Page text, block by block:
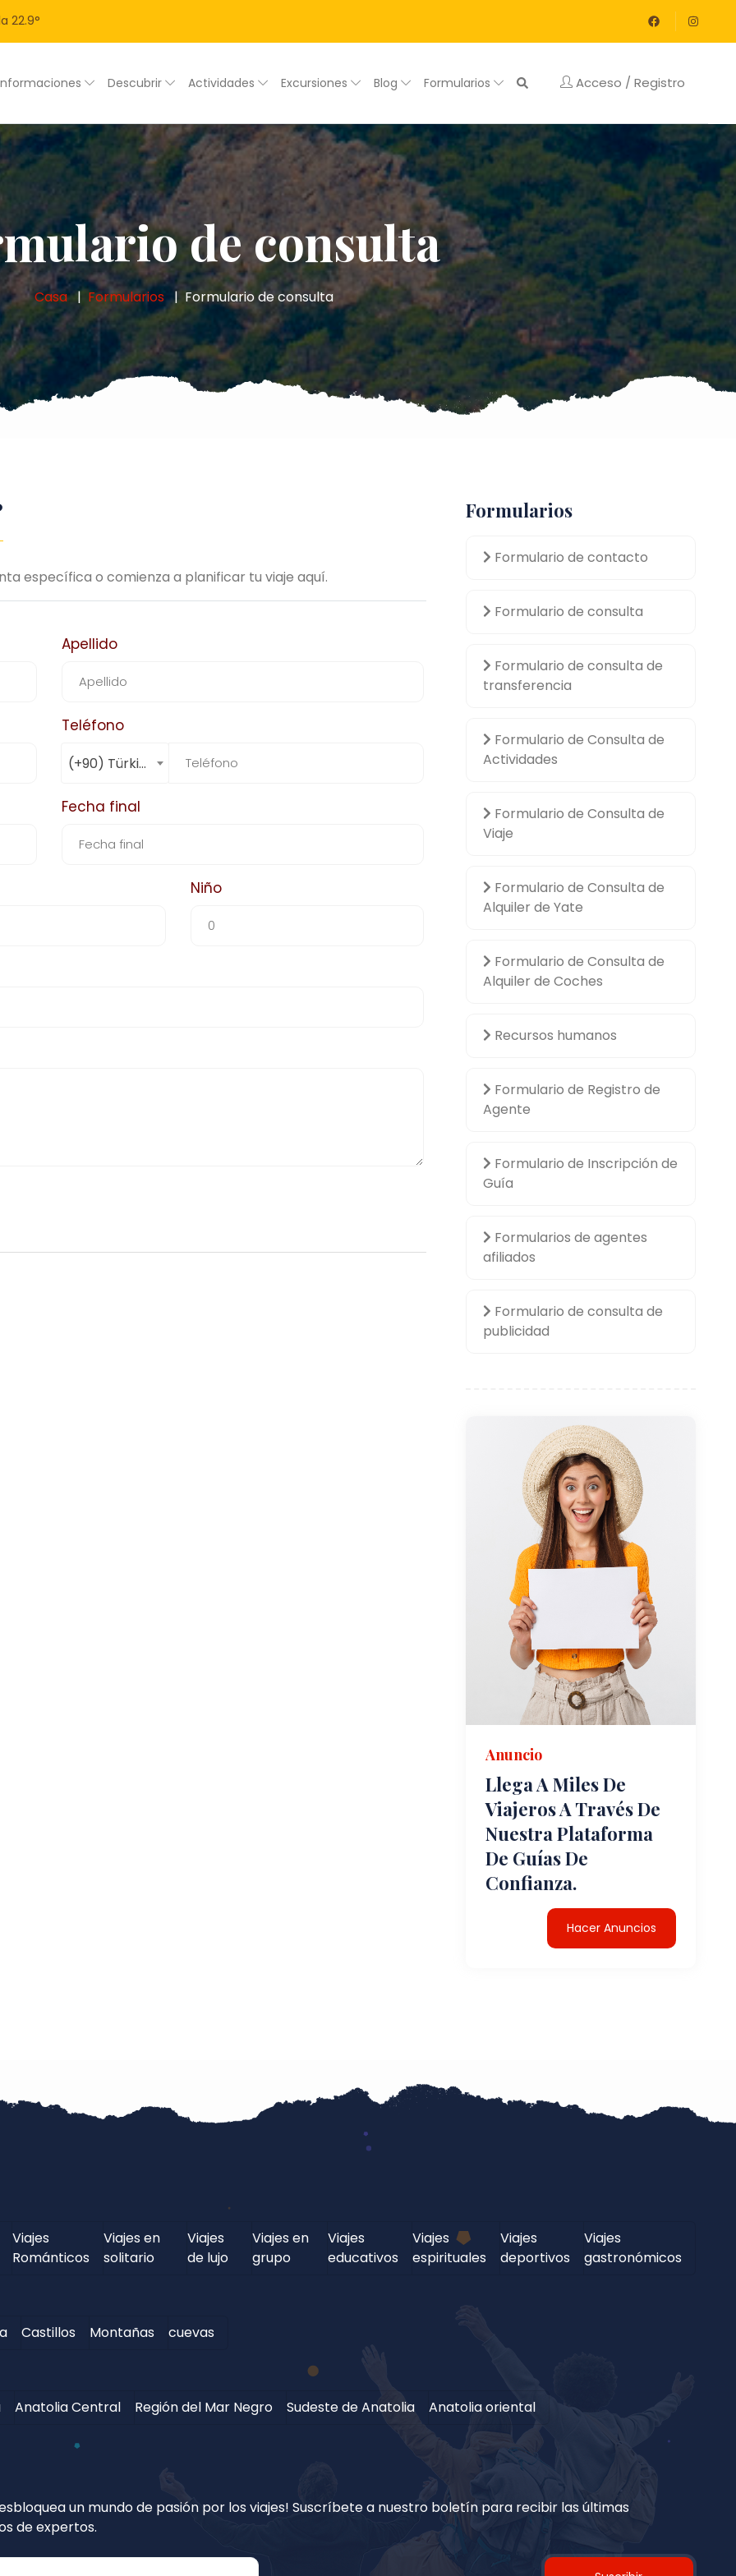
22.9°
Descubrir Actividades Excursiones Blog Formularios Acceso / Registro
de consulta
Casa Formularios Formulario de consulta
específica o comienza a planificar tu viaje aquí.
Apellido
Teléfono
(+90) Türkiye
Fecha final
Niño
Formularios
Formulario de contacto
Formulario de consulta
Formulario de consulta de
transferencia
Formulario de Consulta de
Actividades
Formulario de Consulta de
Viaje
Formulario de Consulta de
Alquiler de Yate
Formulario de Consulta de
Alquiler de Coches
Recursos humanos
Formulario de Registro de
Agente
Formulario de Inscripción de
Guía
Formularios de agentes
afiliados
Formulario de consulta de
publicidad
Anuncio
Llega A Miles De
Viajeros A Través De
Nuestra Plataforma
De Guías De
Confianza.
Hacer Anuncios
Viajes
Románticos
Viajes en
solitario
Viajes
de lujo
Viajes en
grupo
Viajes
educativos
Viajes
espirituales
Viajes
deportivos
Viajes
gastronómicos
Castillos Montañas cuevas
Anatolia Central Región del Mar Negro Sudeste de Anatolia Anatolia oriental
un mundo de pasión por los viajes! Suscríbete a nuestro boletín para recibir las últimas
de expertos.